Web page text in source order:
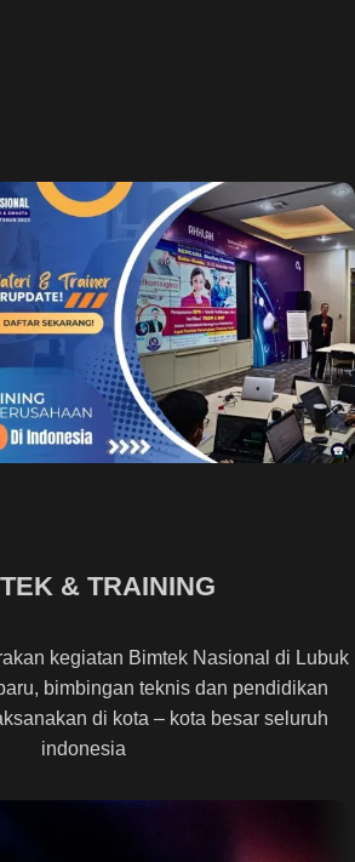
& TRAINING
kegiatan Bimtek Nasional di Lubuk
bimbingan teknis dan pendidikan
di kota – kota besar seluruh
indonesia